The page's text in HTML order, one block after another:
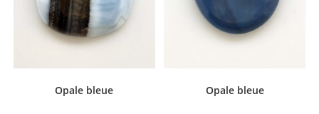
Opale bleue Opale bleue